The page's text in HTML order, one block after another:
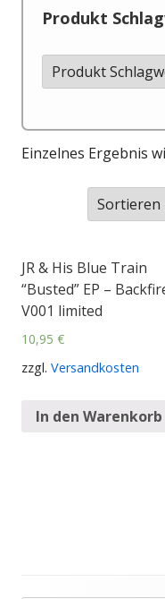
Produkt
Einzelnes Ergebnis
JR & His Blue Train
“Busted” EP –
V001 limited
10,95 €
zzgl. Versandkosten
In den Warenkorb